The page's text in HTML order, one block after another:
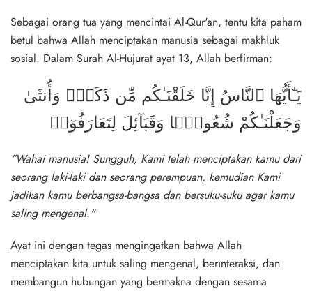
Sebagai orang tua yang mencintai Al-Qur'an, tentu kita paham
betul bahwa Allah menciptakan manusia sebagai makhluk
sosial. Dalam Surah Al-Hujurat ayat 13, Allah berfirman:
يَـٰٓأَيُّهَا ٱلنَّاسُ إِنَّا خَلَقْنَـٰكُم مِّن ذَكَرٍۢ وَأُنثَىٰ
وَجَعَلْنَـٰكُمْ شُعُوبًۭا وَقَبَآئِلَ لِتَعَارَفُوٓا۟
"Wahai manusia! Sungguh, Kami telah menciptakan kamu dari
seorang laki-laki dan seorang perempuan, kemudian Kami
jadikan kamu berbangsa-bangsa dan bersuku-suku agar kamu
saling mengenal."
Ayat ini dengan tegas mengingatkan bahwa Allah
menciptakan kita untuk saling mengenal, berinteraksi, dan
membangun hubungan yang bermakna dengan sesama